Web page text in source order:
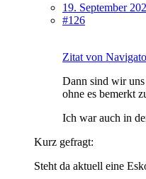
19. September
#126
Zitat von
Dann sind wir
ohne es bemerkt
Ich war auch in
Kurz gefragt:
Steht da aktuell eine